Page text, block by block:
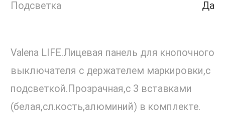
Подсветка Да
Valena LIFE.Лицевая панель для кнопочного
выключателя с держателем маркировки,с
подсветкой.Прозрачная,с 3 вставками
(белая,сл.кость,алюминий) в комплекте.